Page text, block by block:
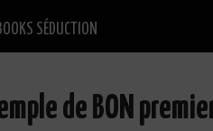
SÉDUCTION
de BON